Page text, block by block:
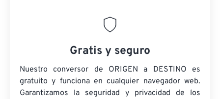
Gratis y seguro
Nuestro conversor de ORIGEN a DESTINO es
gratuito y funciona en cualquier navegador web.
Garantizamos la seguridad y privacidad de los